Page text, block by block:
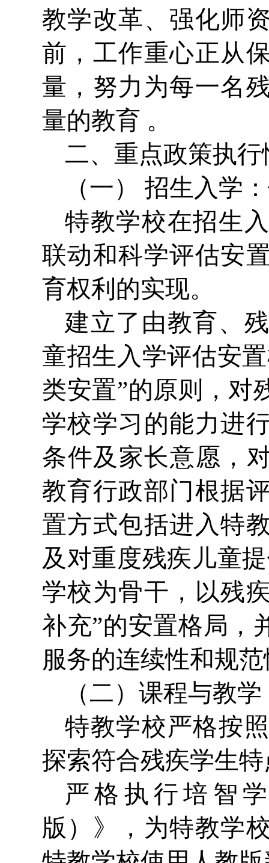
教学改革、强化师
前，工作重心正从
量，努力为每一名
量的教育 。
二、重点政策执行
（一） 招生入学
特教学校在招生
联动和科学评估安
育权利的实现。
建立了由教育、
童招生入学评估安
类安置”的原则，对
学校学习的能力进
条件及家长意愿，
教育行政部门根据
置方式包括进入特
及对重度残疾儿童
学校为骨干，以残
补充”的安置格局，
服务的连续性和规
（二）课程与教
特教学校严格按
探索符合残疾学生
严格执行培智
版）》，为特教学